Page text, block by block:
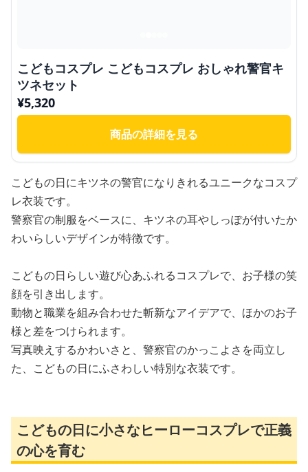
こどもコスプレ こどもコスプレ おしゃれ警官キ
ツネセット
¥5,320
商品の詳細を見る
こどもの日にキツネの警官になりきれるユニークなコスプ
レ衣装です。
警察官の制服をベースに、キツネの耳やしっぽが付いたか
わいらしいデザインが特徴です。
こどもの日らしい遊び心あふれるコスプレで、お子様の笑
顔を引き出します。
動物と職業を組み合わせた斬新なアイデアで、ほかのお子
様と差をつけられます。
写真映えするかわいさと、警察官のかっこよさを両立し
た、こどもの日にふさわしい特別な衣装です。
こどもの日に小さなヒーローコスプレで正義
の心を育む